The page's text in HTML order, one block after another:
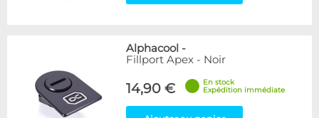
Alphacool -
Fillport Apex - Noir
14,90 €
En stock
Expédition immédiate